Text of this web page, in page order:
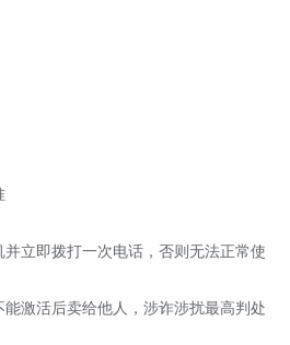
立即拨打一次电话，否则无法正常使
激活后卖给他人，涉诈涉扰最高判处